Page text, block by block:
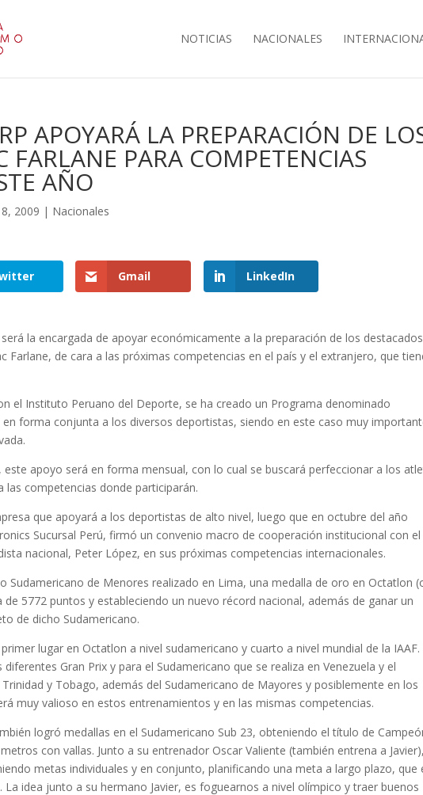
NOTICIAS NACIONALES
APOYARÁ LA PREPARACIÓN DE
FARLANE PARA COMPETENCIAS
AÑO
2009 | Nacionales
Gmail LinkedIn
la encargada de apoyar económicamente a la preparación de los destacados
Farlane, de cara a las próximas competencias en el país y el extranjero, que
el Instituto Peruano del Deporte, se ha creado un Programa denominado
en forma conjunta a los diversos deportistas, siendo en este caso muy
este apoyo será en forma mensual, con lo cual se buscará perfeccionar a los
competencias donde participarán.
que apoyará a los deportistas de alto nivel, luego que en octubre del año
Sucursal Perú, firmó un convenio macro de cooperación institucional con el
nacional, Peter López, en sus próximas competencias internacionales.
Sudamericano de Menores realizado en Lima, una medalla de oro en Octatlon
5772 puntos y estableciendo un nuevo récord nacional, además de ganar un
de dicho Sudamericano.
lugar en Octatlon a nivel sudamericano y cuarto a nivel mundial de la IAAF.
Gran Prix y para el Sudamericano que se realiza en Venezuela y el
y Tobago, además del Sudamericano de Mayores y posiblemente en los
muy valioso en estos entrenamientos y en las mismas competencias.
logró medallas en el Sudamericano Sub 23, obteniendo el título de
con vallas. Junto a su entrenador Oscar Valiente (también entrena a
metas individuales y en conjunto, planificando una meta a largo plazo, que
La idea junto a su hermano Javier, es foguearnos a nivel olímpico y traer buenos